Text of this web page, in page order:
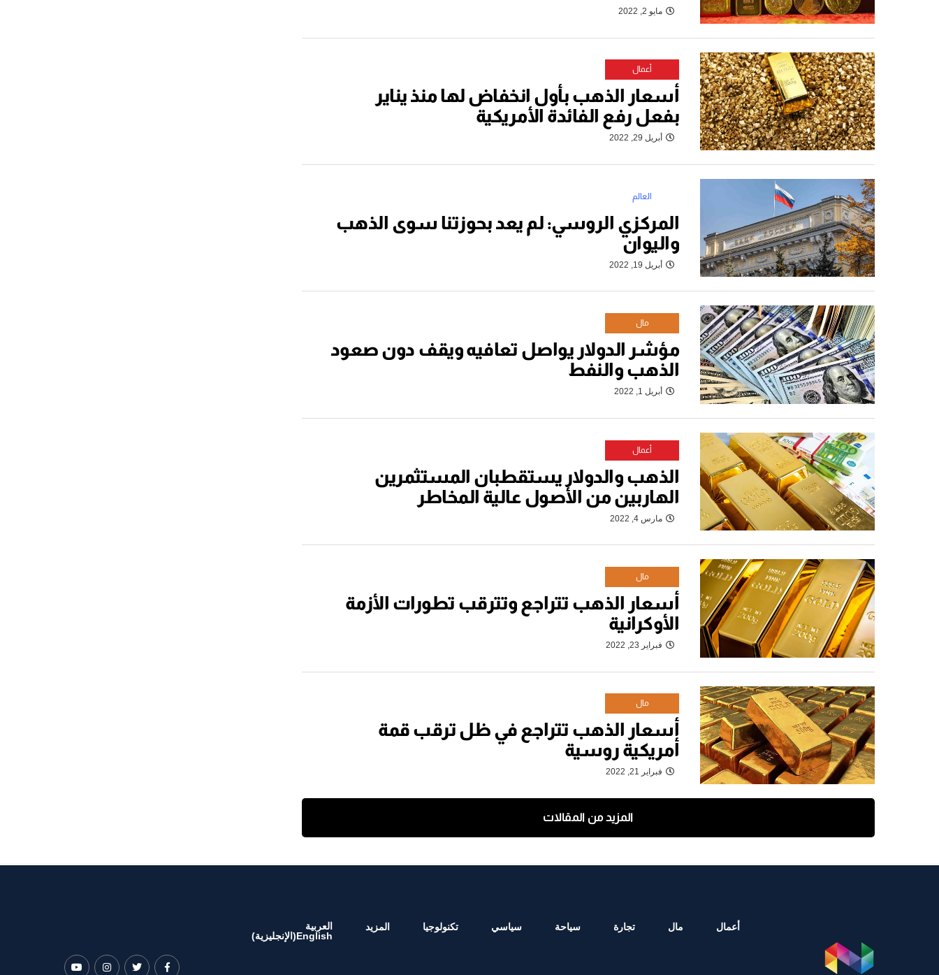
مايو 2, 2022
أعمال
أسعار الذهب بأول انخفاض لها منذ يناير
بفعل رفع الفائدة الأمريكية
أبريل 29, 2022
العالم
المركزي الروسي: لم يعد بحوزتنا سوى الذهب
واليوان
أبريل 19, 2022
مال
مؤشر الدولار يواصل تعافيه ويقف دون صعود
الذهب والنفط
أبريل 1, 2022
أعمال
الذهب والدولار يستقطبان المستثمرين
الهاربين من الأصول عالية المخاطر
مارس 4, 2022
مال
أسعار الذهب تتراجع وتترقب تطورات الأزمة
الأوكرانية
فبراير 23, 2022
مال
أسعار الذهب تتراجع في ظل ترقب قمة
أمريكية روسية
فبراير 21, 2022
المزيد من المقالات
أعمال مال تجارة سياحة سياسي تكنولوجيا المزيد
العربية
English
( الإنجليزية)